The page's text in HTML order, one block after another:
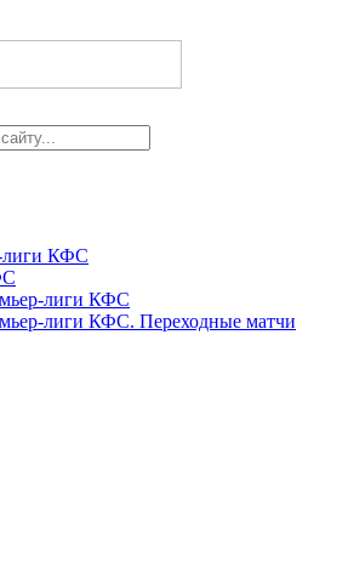
лиги КФС
лиги КФС
лиги КФС. Переходные матчи